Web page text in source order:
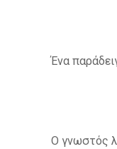
Ένα
Ο γνωστός